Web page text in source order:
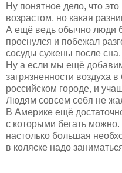
Ну понятное дело, что
возрастом, но какая
А ещё ведь обычно люди
проснулся и побежал
сосуды сужены после сна.
Ну а если мы ещё
загрязненности воздуха
российском городе, и
Людям совсем себя не
В Америке ещё
с которыми бегать
настолько большая
в коляске надо